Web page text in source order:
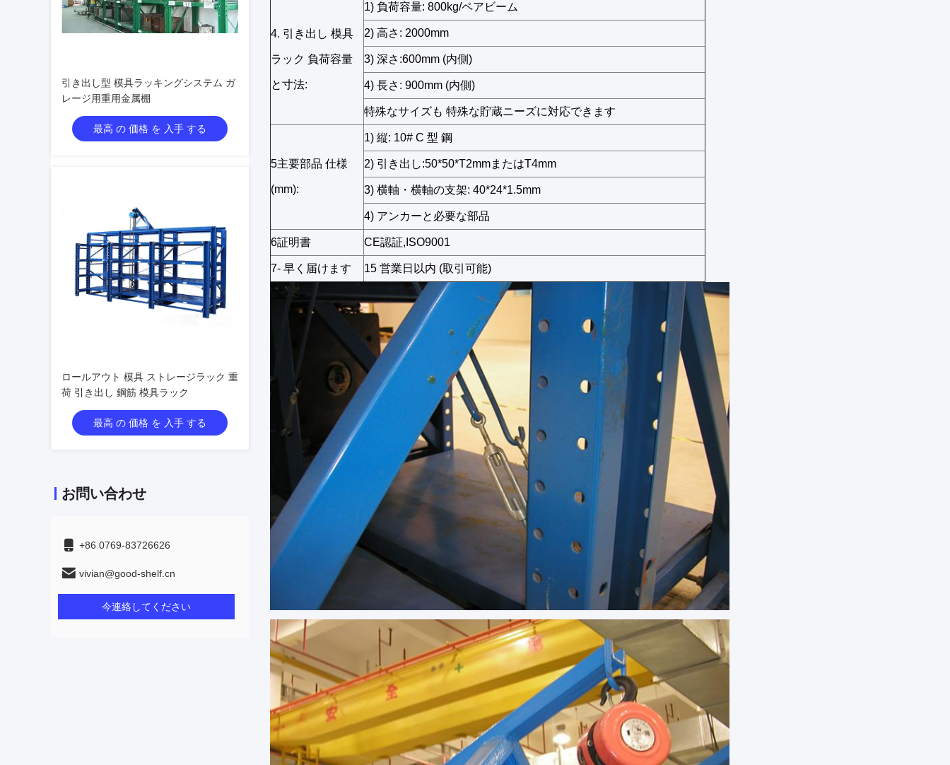
引き出し型 模具ラッキングシステム ガ
レージ用重用金属棚
最高 の 価格 を 入手 する
ロールアウト 模具 ストレージラック 重
荷 引き出し 鋼筋 模具ラック
最高 の 価格 を 入手 する
お問い合わせ
+86 0769-83726626
vivian@good-shelf.cn
今連絡してください
4. 引き出し 模具
ラック 負荷容量
と寸法:
1) 負荷容量: 800kg/ペアビーム
2) 高さ: 2000mm
3) 深さ:600mm (内側)
4) 長さ: 900mm (内側)
特殊なサイズも 特殊な貯蔵ニーズに対応できます
5主要部品 仕様
(mm):
1) 縦: 10# C 型 鋼
2) 引き出し:50*50*T2mmまたはT4mm
3) 横軸・横軸の支架: 40*24*1.5mm
4) アンカーと必要な部品
6証明書 CE認証,ISO9001
7- 早く届けます 15 営業日以内 (取引可能)